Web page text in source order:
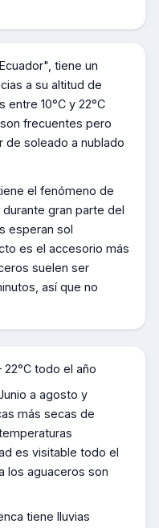
tiene un
a su altitud de
10°C y 22°C
frecuentes pero
de soleado a nublado
el fenómeno de
gran parte del
esperan sol
es el accesorio más
suelen ser
así que no
22°C todo el año
a agosto y
más secas de
es visitable todo el
los aguaceros son
tiene lluvias